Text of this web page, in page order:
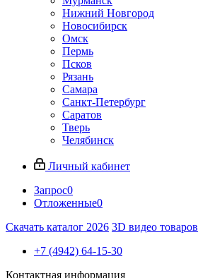
Нижний Новгород
Новосибирск
Омск
Пермь
Псков
Рязань
Самара
Санкт-Петербург
Саратов
Тверь
Челябинск
Личный кабинет
Запрос0
Отложенные0
Скачать каталог 2026 3D видео товаров
+7 (4942) 64-15-30
Контактная информация